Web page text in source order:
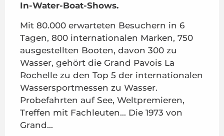
In-Water-Boat-Shows.
Mit 80.000 erwarteten Besuchern in 6
Tagen, 800 internationalen Marken, 750
ausgestellten Booten, davon 300 zu
Wasser, gehört die Grand Pavois La
Rochelle zu den Top 5 der internationalen
Wassersportmessen zu Wasser.
Probefahrten auf See, Weltpremieren,
Treffen mit Fachleuten... Die 1973 von
Grand...